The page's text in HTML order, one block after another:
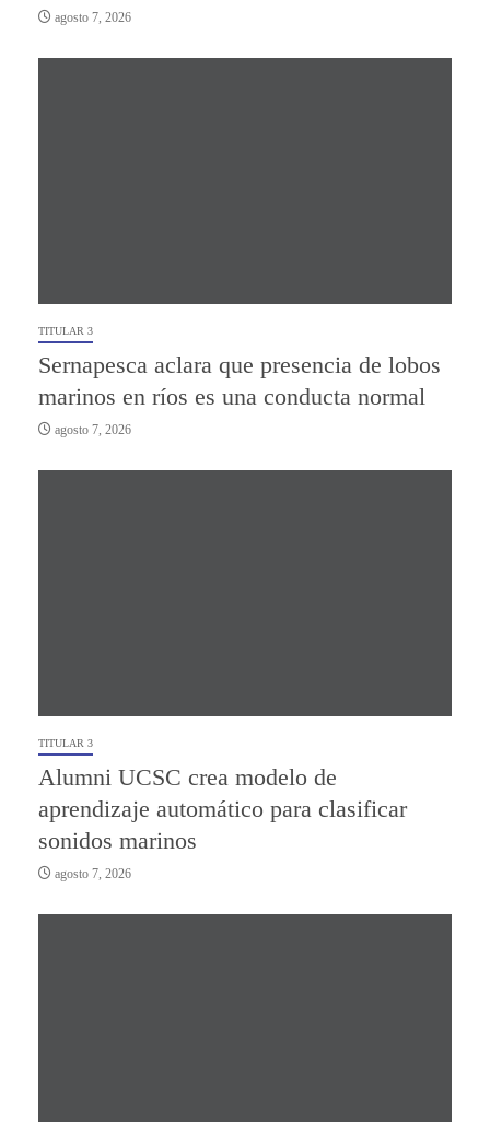
agosto 7, 2026
TITULAR 3
Sernapesca aclara que presencia de lobos
marinos en ríos es una conducta normal
agosto 7, 2026
TITULAR 3
Alumni UCSC crea modelo de
aprendizaje automático para clasificar
sonidos marinos
agosto 7, 2026